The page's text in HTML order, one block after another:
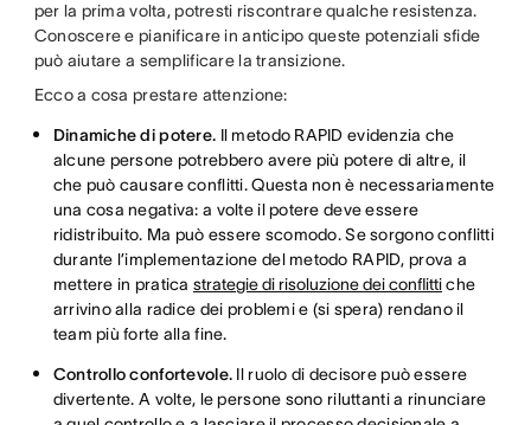
per la prima volta, potresti riscontrare qualche resistenza.
Conoscere e pianificare in anticipo queste potenziali sfide
può aiutare a semplificare la transizione.
Ecco a cosa prestare attenzione:
Dinamiche di potere. Il metodo RAPID evidenzia che
alcune persone potrebbero avere più potere di altre, il
che può causare conflitti. Questa non è necessariamente
una cosa negativa: a volte il potere deve essere
ridistribuito. Ma può essere scomodo. Se sorgono conflitti
durante l’implementazione del metodo RAPID, prova a
mettere in pratica strategie di risoluzione dei conflittiche
arrivino alla radice dei problemi e (si spera) rendano il
team più forte alla fine.
Controllo confortevole. Il ruolo di decisore può essere
divertente. A volte, le persone sono riluttanti a rinunciare